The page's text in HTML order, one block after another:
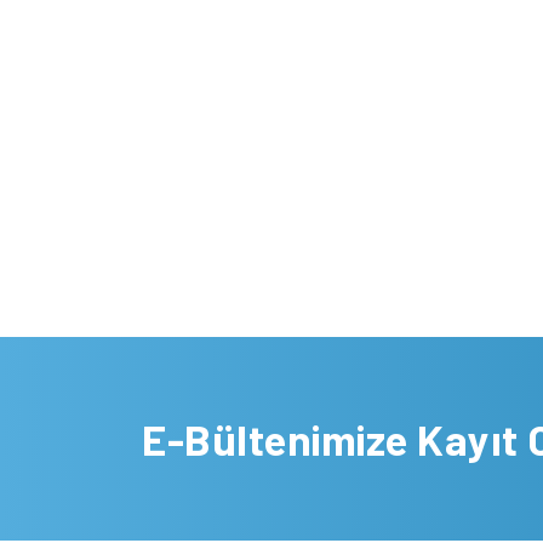
E-Bültenimize Kayıt